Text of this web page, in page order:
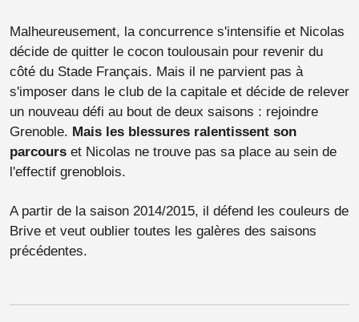
Malheureusement, la concurrence s'intensifie et Nicolas
décide de quitter le cocon toulousain pour revenir du
côté du Stade Français. Mais il ne parvient pas à
s'imposer dans le club de la capitale et décide de relever
un nouveau défi au bout de deux saisons : rejoindre
Grenoble. Mais les blessures ralentissent son
parcours et Nicolas ne trouve pas sa place au sein de
l'effectif grenoblois.
A partir de la saison 2014/2015, il défend les couleurs de
Brive et veut oublier toutes les galères des saisons
précédentes.